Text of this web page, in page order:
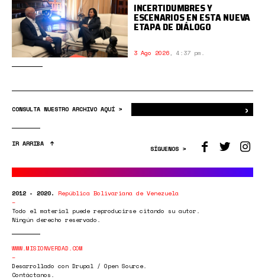
INCERTIDUMBRES Y
ESCENARIOS EN ESTA NUEVA
ETAPA DE DIÁLOGO
3 Ago 2026, 4:37 pm.
CONSULTA NUESTRO ARCHIVO AQUÍ > ›
IR ARRIBA
SÍGUENOS >
2012 - 2020. República Bolivariana de Venezuela
Todo el material puede reproducirse citando su autor.
Ningún derecho reservado.
WWW.MISIONVERDAD.COM
Desarrollado con Drupal / Open Source.
Contáctanos.